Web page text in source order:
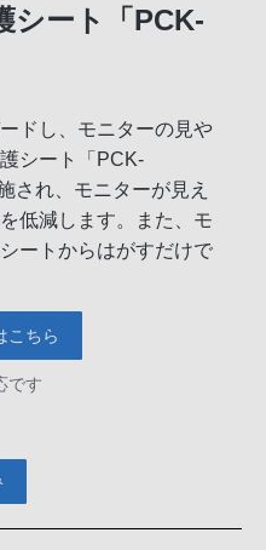
シート「PCK-
ドし、モニターの見や
シート「PCK-
され、モニターが見え
低減します。また、モ
ートからはがすだけで
こちら
です